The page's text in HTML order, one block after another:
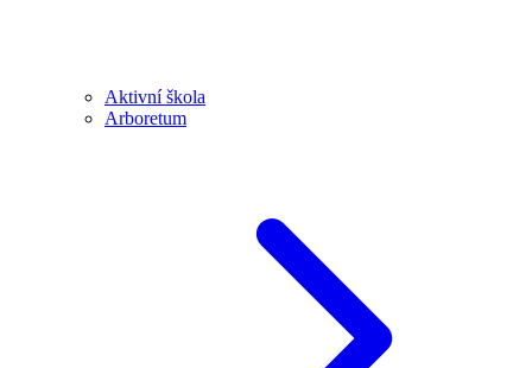
Aktivní škola
Arboretum